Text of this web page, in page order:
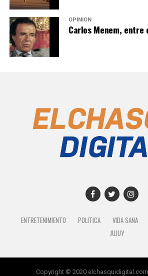
OPINIÓN
Carlos Menem, entre
ENTRETENIMIENTO POLITICA VIDA SANA
JUJUY
Copyright © 2020